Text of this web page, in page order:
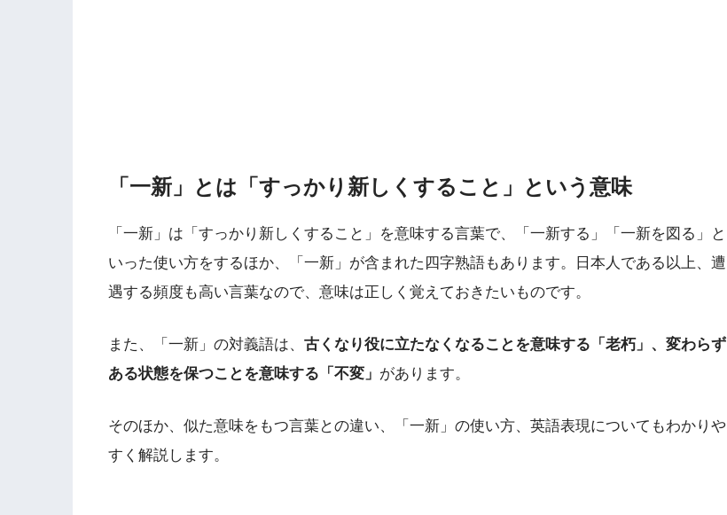
「一新」とは「すっかり新しくすること」という意味
「一新」は「すっかり新しくすること」を意味する言葉で、「一新する」「一新を図る」と
いった使い方をするほか、「一新」が含まれた四字熟語もあります。日本人である以上、遭
遇する頻度も高い言葉なので、意味は正しく覚えておきたいものです。
また、「一新」の対義語は、 古くなり役に立たなくなることを意味する「老朽」、変わらず
ある状態を保つことを意味する「不変」 があります。
そのほか、似た意味をもつ言葉との違い、「一新」の使い方、英語表現についてもわかりや
すく解説します。